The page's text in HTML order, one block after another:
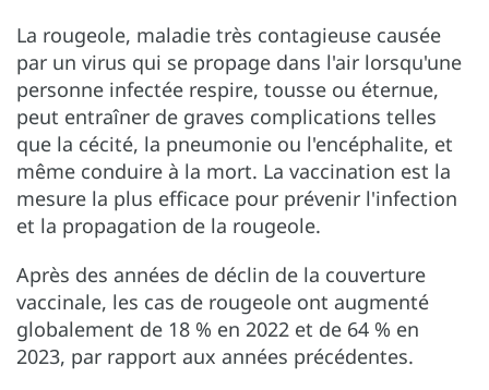
La rougeole, maladie très contagieuse causée
par un virus qui se propage dans l'air lorsqu'une
personne infectée respire, tousse ou éternue,
peut entraîner de graves complications telles
que la cécité, la pneumonie ou l'encéphalite, et
même conduire à la mort. La vaccination est la
mesure la plus efficace pour prévenir l'infection
et la propagation de la rougeole.
Après des années de déclin de la couverture
vaccinale, les cas de rougeole ont augmenté
globalement de 18 % en 2022 et de 64 % en
2023, par rapport aux années précédentes.